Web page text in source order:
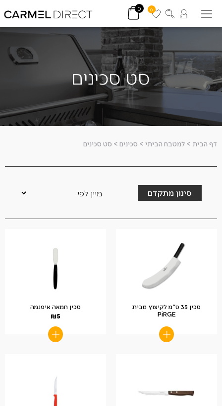
0
0
סט סכינים
דף הבית > למטבח הביתי > סכינים > סט סכינים
סינון מתקדם
סכין 35 ס"מ לקיצוץ מבית
PiRGE
סכין חמאה איפנמה
₪5